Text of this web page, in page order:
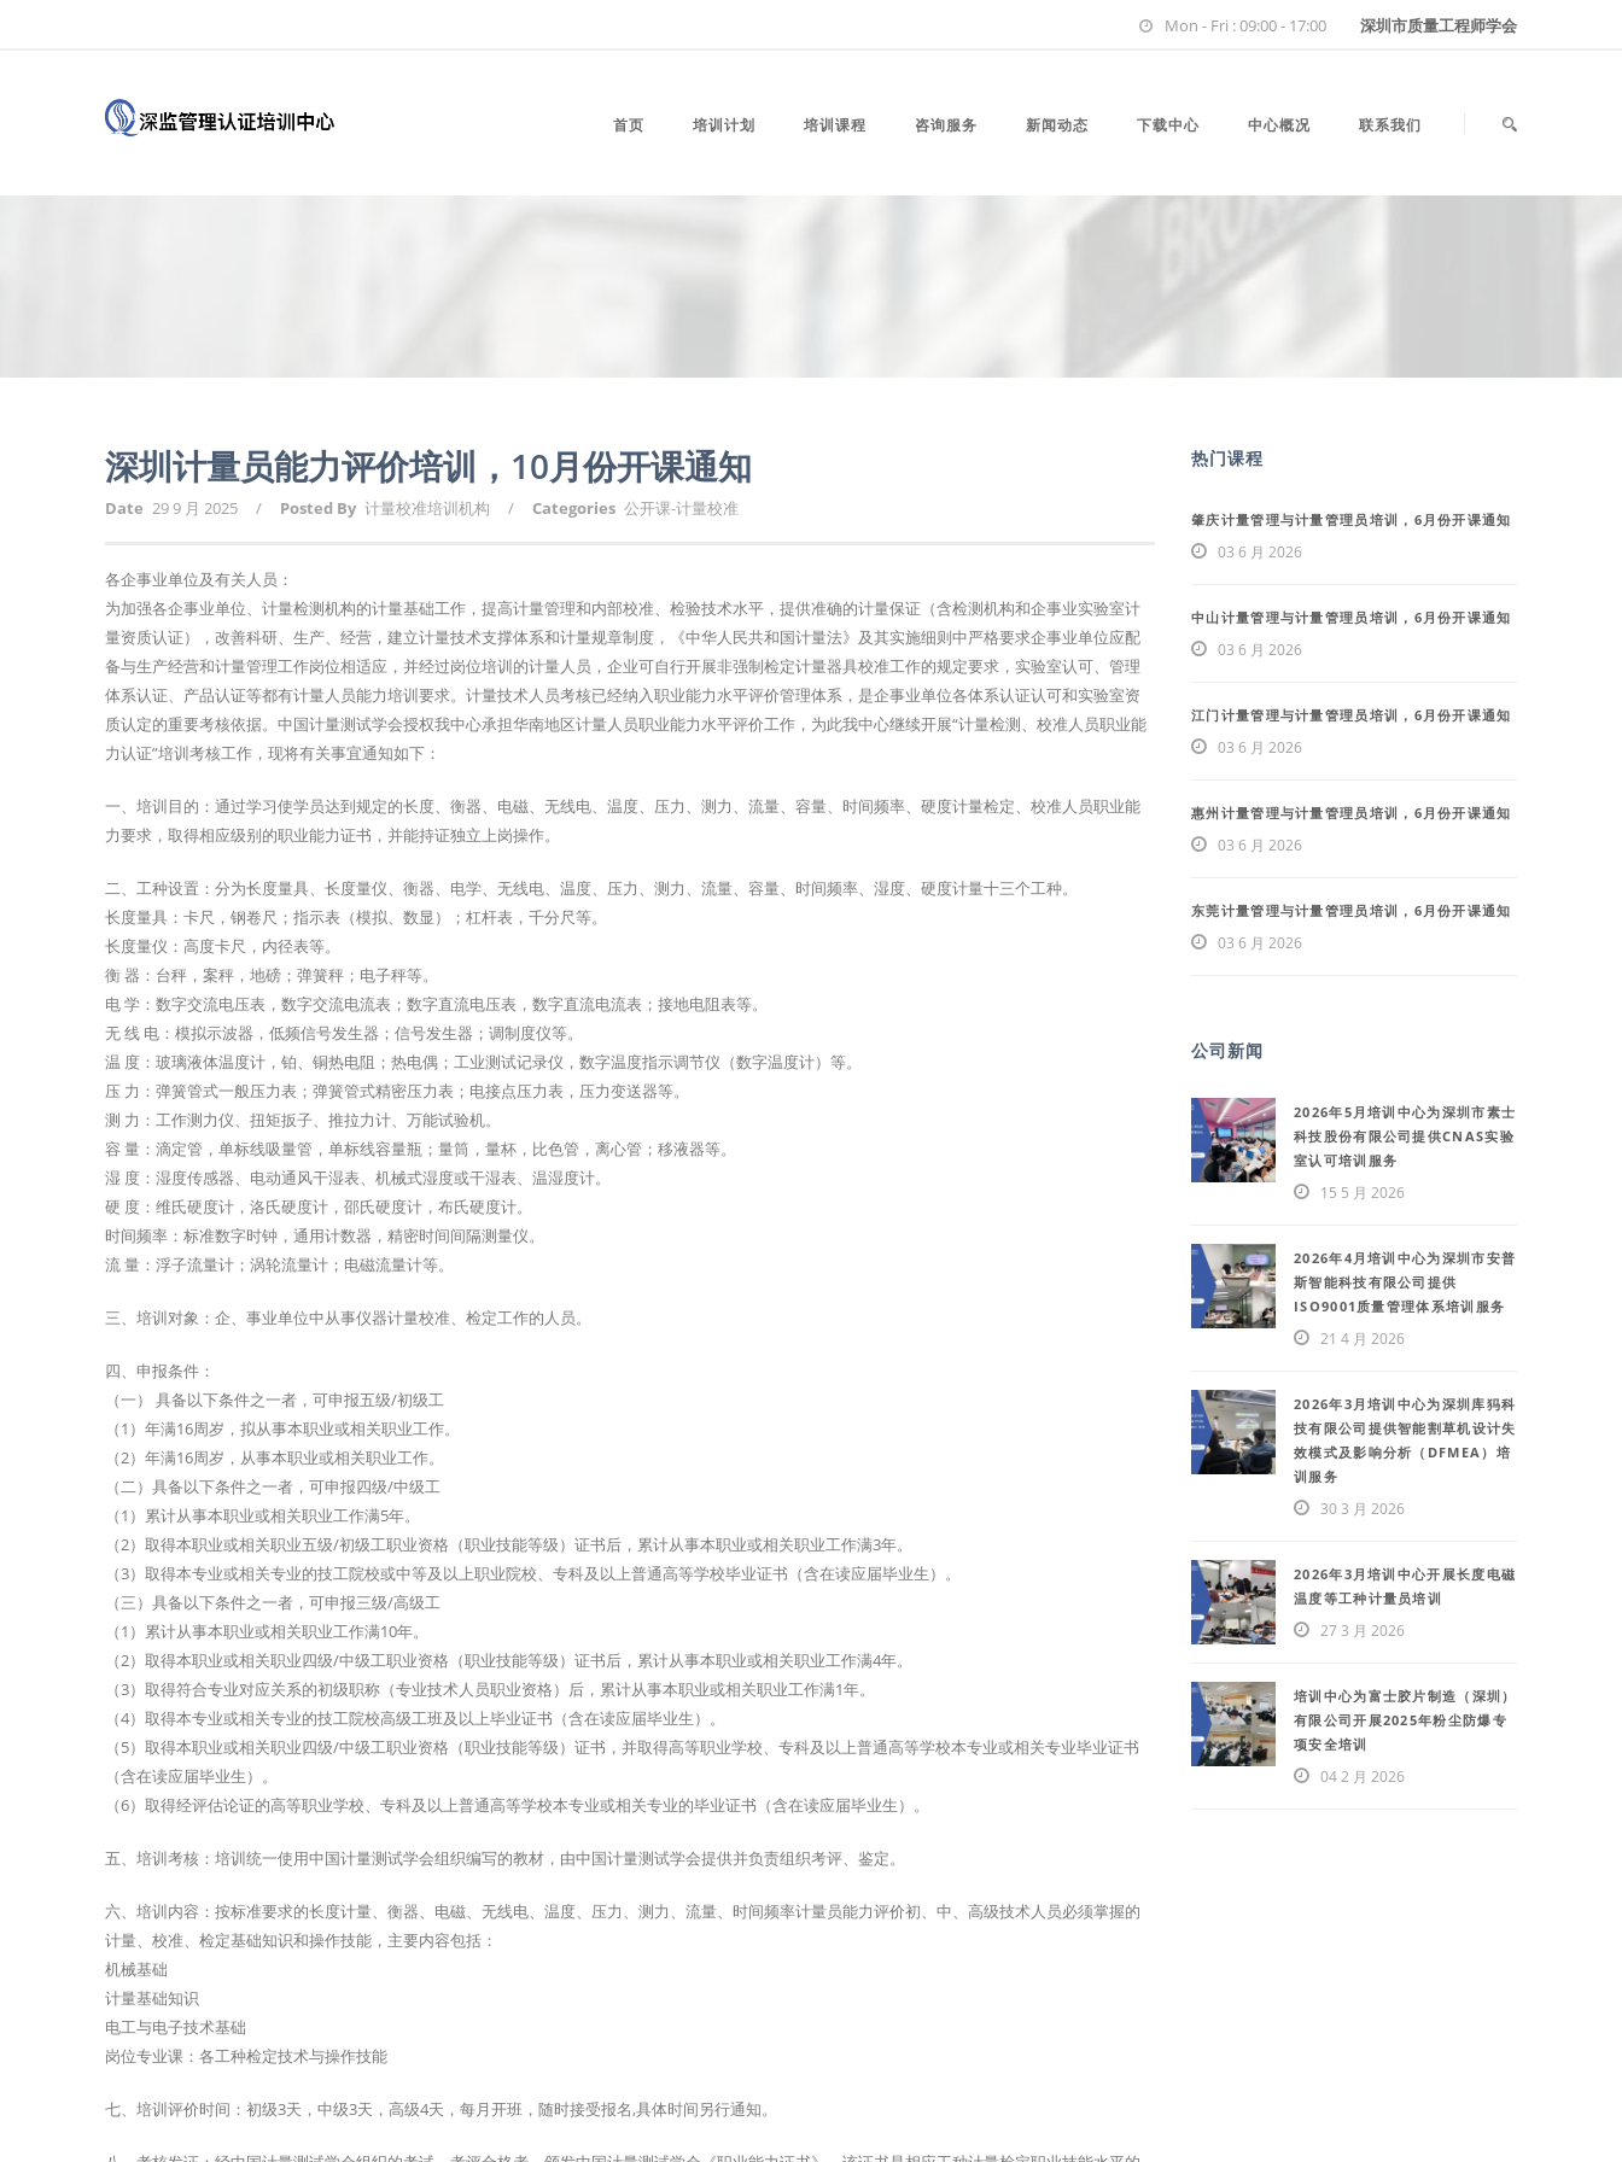
Mon - Fri : 09:00 - 17:00 深圳市质量工程师学会
首页 培训计划 培训课程 咨询服务 新闻动态 下载中心 中心概况 联系我们
深圳计量员能力评价培训，10月份开课通知
Date 29 9 月 2025 / Posted By 计量校准培训机构 / Categories 公开课-计量校准
各企事业单位及有关人员：
为加强各企事业单位、计量检测机构的计量基础工作，提高计量管理和内部校准、检验技术水平，提供准确的计量保证（含检测机构和企事业实验室计
量资质认证），改善科研、生产、经营，建立计量技术支撑体系和计量规章制度，《中华人民共和国计量法》及其实施细则中严格要求企事业单位应配
备与生产经营和计量管理工作岗位相适应，并经过岗位培训的计量人员，企业可自行开展非强制检定计量器具校准工作的规定要求，实验室认可、管理
体系认证、产品认证等都有计量人员能力培训要求。计量技术人员考核已经纳入职业能力水平评价管理体系，是企事业单位各体系认证认可和实验室资
质认定的重要考核依据。中国计量测试学会授权我中心承担华南地区计量人员职业能力水平评价工作，为此我中心继续开展“计量检测、校准人员职业能
力认证”培训考核工作，现将有关事宜通知如下：
一、培训目的：通过学习使学员达到规定的长度、衡器、电磁、无线电、温度、压力、测力、流量、容量、时间频率、硬度计量检定、校准人员职业能
力要求，取得相应级别的职业能力证书，并能持证独立上岗操作。
二、工种设置：分为长度量具、长度量仪、衡器、电学、无线电、温度、压力、测力、流量、容量、时间频率、湿度、硬度计量十三个工种。
长度量具：卡尺，钢卷尺；指示表（模拟、数显）；杠杆表，千分尺等。
长度量仪：高度卡尺，内径表等。
衡 器：台秤，案秤，地磅；弹簧秤；电子秤等。
电 学：数字交流电压表，数字交流电流表；数字直流电压表，数字直流电流表；接地电阻表等。
无 线 电：模拟示波器，低频信号发生器；信号发生器；调制度仪等。
温 度：玻璃液体温度计，铂、铜热电阻；热电偶；工业测试记录仪，数字温度指示调节仪（数字温度计）等。
压 力：弹簧管式一般压力表；弹簧管式精密压力表；电接点压力表，压力变送器等。
测 力：工作测力仪、扭矩扳子、推拉力计、万能试验机。
容 量：滴定管，单标线吸量管，单标线容量瓶；量筒，量杯，比色管，离心管；移液器等。
湿 度：湿度传感器、电动通风干湿表、机械式湿度或干湿表、温湿度计。
硬 度：维氏硬度计，洛氏硬度计，邵氏硬度计，布氏硬度计。
时间频率：标准数字时钟，通用计数器，精密时间间隔测量仪。
流 量：浮子流量计；涡轮流量计；电磁流量计等。
三、培训对象：企、事业单位中从事仪器计量校准、检定工作的人员。
四、申报条件：
（一） 具备以下条件之一者，可申报五级/初级工
（1）年满16周岁，拟从事本职业或相关职业工作。
（2）年满16周岁，从事本职业或相关职业工作。
（二）具备以下条件之一者，可申报四级/中级工
（1）累计从事本职业或相关职业工作满5年。
（2）取得本职业或相关职业五级/初级工职业资格（职业技能等级）证书后，累计从事本职业或相关职业工作满3年。
（3）取得本专业或相关专业的技工院校或中等及以上职业院校、专科及以上普通高等学校毕业证书（含在读应届毕业生）。
（三）具备以下条件之一者，可申报三级/高级工
（1）累计从事本职业或相关职业工作满10年。
（2）取得本职业或相关职业四级/中级工职业资格（职业技能等级）证书后，累计从事本职业或相关职业工作满4年。
（3）取得符合专业对应关系的初级职称（专业技术人员职业资格）后，累计从事本职业或相关职业工作满1年。
（4）取得本专业或相关专业的技工院校高级工班及以上毕业证书（含在读应届毕业生）。
（5）取得本职业或相关职业四级/中级工职业资格（职业技能等级）证书，并取得高等职业学校、专科及以上普通高等学校本专业或相关专业毕业证书
（含在读应届毕业生）。
（6）取得经评估论证的高等职业学校、专科及以上普通高等学校本专业或相关专业的毕业证书（含在读应届毕业生）。
五、培训考核：培训统一使用中国计量测试学会组织编写的教材，由中国计量测试学会提供并负责组织考评、鉴定。
六、培训内容：按标准要求的长度计量、衡器、电磁、无线电、温度、压力、测力、流量、时间频率计量员能力评价初、中、高级技术人员必须掌握的
计量、校准、检定基础知识和操作技能，主要内容包括：
机械基础
计量基础知识
电工与电子技术基础
岗位专业课：各工种检定技术与操作技能
七、培训评价时间：初级3天，中级3天，高级4天，每月开班，随时接受报名,具体时间另行通知。
热门课程
肇庆计量管理与计量管理员培训，6月份开课通知
03 6 月 2026
中山计量管理与计量管理员培训，6月份开课通知
03 6 月 2026
江门计量管理与计量管理员培训，6月份开课通知
03 6 月 2026
惠州计量管理与计量管理员培训，6月份开课通知
03 6 月 2026
东莞计量管理与计量管理员培训，6月份开课通知
03 6 月 2026
公司新闻
2026年5月培训中心为深圳市素士
科技股份有限公司提供CNAS实验
室认可培训服务
15 5 月 2026
2026年4月培训中心为深圳市安普
斯智能科技有限公司提供
ISO9001质量管理体系培训服务
21 4 月 2026
2026年3月培训中心为深圳库犸科
技有限公司提供智能割草机设计失
效模式及影响分析（DFMEA）培
训服务
30 3 月 2026
2026年3月培训中心开展长度电磁
温度等工种计量员培训
27 3 月 2026
培训中心为富士胶片制造（深圳）
有限公司开展2025年粉尘防爆专
项安全培训
04 2 月 2026